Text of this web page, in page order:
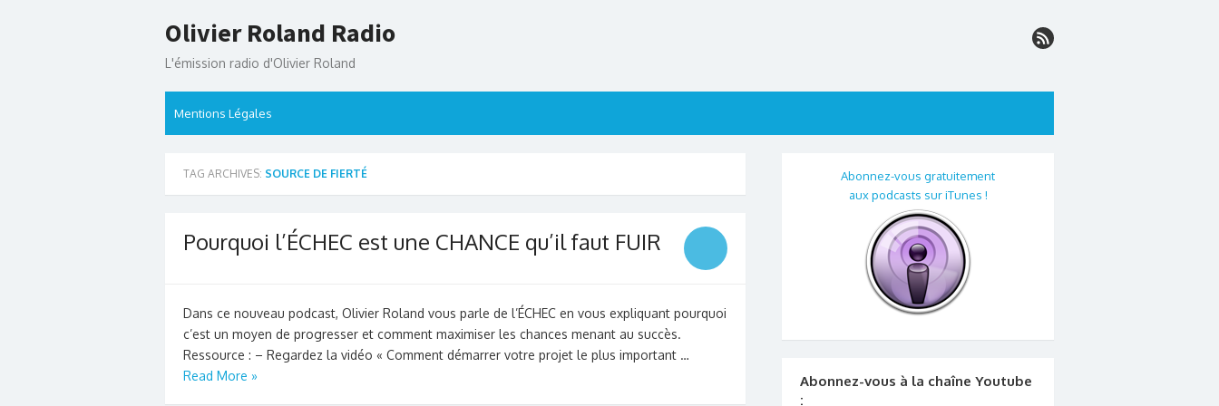
to
Olivier Roland Radio
L'émission radio d'Olivier Roland
Mentions Légales
TAG ARCHIVES: SOURCE DE FIERTÉ
Pourquoi l’ÉCHEC est une CHANCE qu’il faut FUIR
Dans ce nouveau podcast, Olivier Roland vous parle de l’ÉCHEC en vous expliquant pourquoi
c’est un moyen de progresser et comment maximiser les chances menant au succès.
Ressource : – Regardez la vidéo « Comment démarrer votre projet le plus important …
Read More »
Abonnez-vous gratuitement
aux podcasts sur iTunes !
Abonnez-vous à la chaîne Youtube
: